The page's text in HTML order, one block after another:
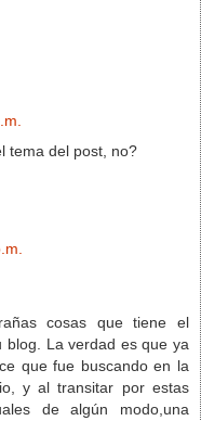
tema del post, no?
cosas que tiene el
La verdad es que ya
que fue buscando en la
y al transitar por estas
de algún modo,una